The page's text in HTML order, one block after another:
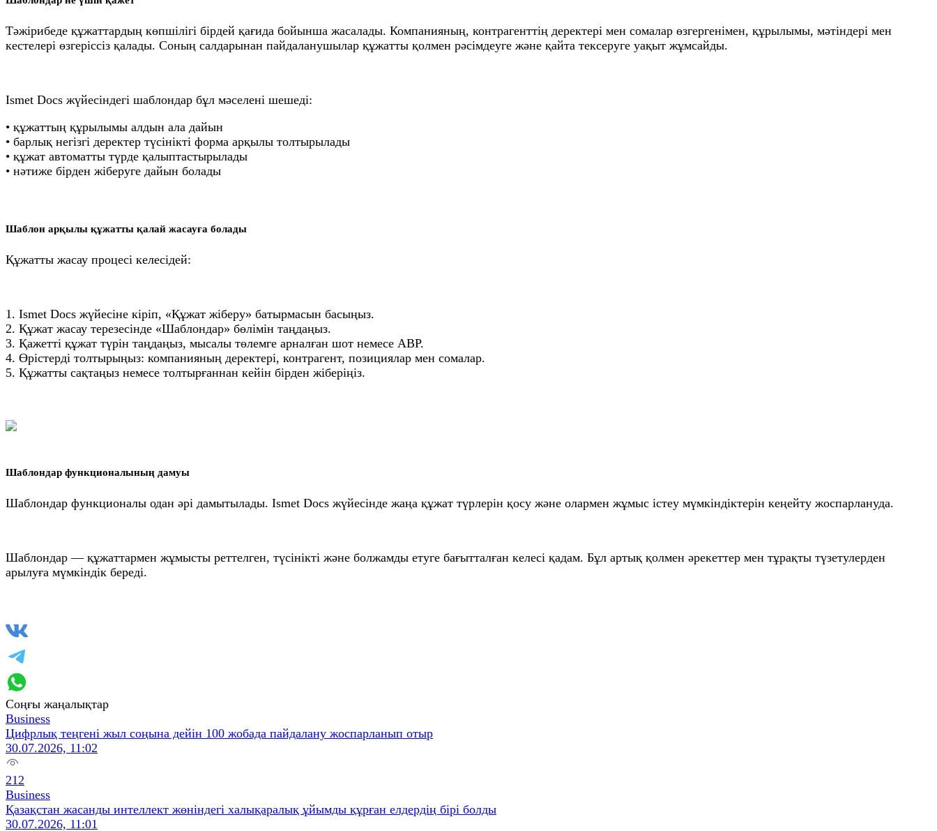
Тәжірибеде құжаттардың көпшілігі бірдей қағида бойынша жасалады. Компанияның, контрагенттің деректері мен сомалар өзгергенімен, құрылымы, мәтіндері мен
кестелері өзгеріссіз қалады. Соның салдарынан пайдаланушылар құжатты қолмен рәсімдеуге және қайта тексеруге уақыт жұмсайды.
Ismet Docs жүйесіндегі шаблондар бұл мәселені шешеді:
• құжаттың құрылымы алдын ала дайын
• барлық негізгі деректер түсінікті форма арқылы толтырылады
• құжат автоматты түрде қалыптастырылады
• нәтиже бірден жіберуге дайын болады
Шаблон арқылы құжатты қалай жасауға болады
Құжатты жасау процесі келесідей:
1. Ismet Docs жүйесіне кіріп, «Құжат жіберу» батырмасын басыңыз.
2. Құжат жасау терезесінде «Шаблондар» бөлімін таңдаңыз.
3. Қажетті құжат түрін таңдаңыз, мысалы төлемге арналған шот немесе АВР.
4. Өрістерді толтырыңыз: компанияның деректері, контрагент, позициялар мен сомалар.
5. Құжатты сақтаңыз немесе толтырғаннан кейін бірден жіберіңіз.
Шаблондар функционалының дамуы
Шаблондар функционалы одан әрі дамытылады. Ismet Docs жүйесінде жаңа құжат түрлерін қосу және олармен жұмыс істеу мүмкіндіктерін кеңейту жоспарлануда.
Шаблондар — құжаттармен жұмысты реттелген, түсінікті және болжамды етуге бағытталған келесі қадам. Бұл артық қолмен әрекеттер мен тұрақты түзетулерден
арылуға мүмкіндік береді.
Соңғы жаңалықтар
Business
Цифрлық теңгені жыл соңына дейін 100 жобада пайдалану жоспарланып отыр
30.07.2026, 11:02
212
Business
Қазақстан жасанды интеллект жөніндегі халықаралық ұйымды құрған елдердің бірі болды
30.07.2026, 11:01